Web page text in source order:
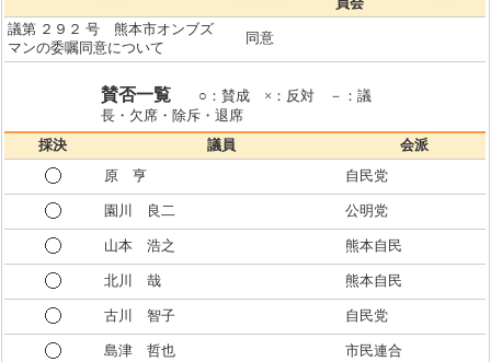
議第 ２９２ 号 熊本市オンブズ
マンの委嘱同意について
同意
賛否一覧
○：賛成 ×：反対 －：議
長・欠席・除斥・退席
採決 議員
会派
原 亨
自民党
園川 良二 公明党
山本 浩之 熊本自民
北川 哉 熊本自民
古川 智子 自民党
島津 哲也 市民連合